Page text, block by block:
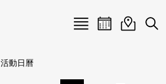
Menu
活動日曆活動地圖
展
活動日曆